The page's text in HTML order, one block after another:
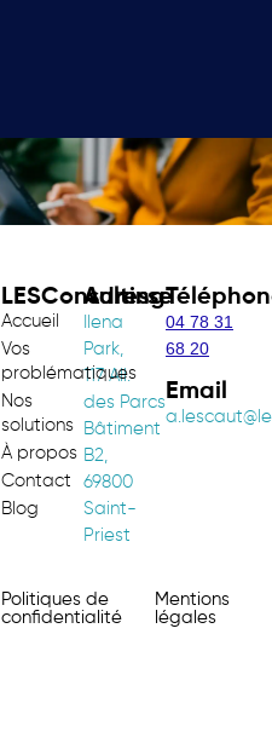
LESConsulting
Accueil
Vos
problématiques
Nos
solutions
À propos
Contact
Blog
Adresse
Ilena
Park,
117 All.
des Parcs
Bâtiment
B2,
69800
Saint-
Priest
04 78 31
68 20
Email
Mentions
légales
Politiques de
confidentialité